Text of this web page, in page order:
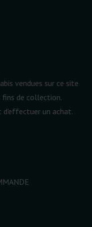
vendues sur ce site
fins de collection.
un achat.